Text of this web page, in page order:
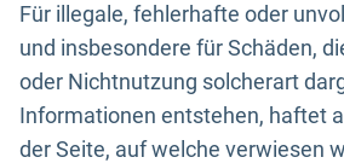
Für illegale, fehlerhafte oder
und insbesondere für Schäden,
oder Nichtnutzung solcherart
Informationen entstehen, haftet
der Seite, auf welche verwiesen